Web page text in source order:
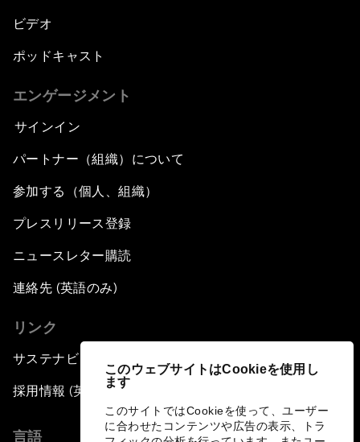
このウェブサイトはCookieを使用し
ます
このサイトではCookieを使って、ユーザー
に合わせたコンテンツや広告の表示、トラ
ビデオ
ポッドキャスト
エンゲージメント
サインイン
パートナー（組織）について
参加する（個人、組織）
プレスリリース登録
ニュースレター購読
連絡先 (英語のみ)
リンク
サステナビリティへの取り組み
採用情報 (英語のみ)
言語